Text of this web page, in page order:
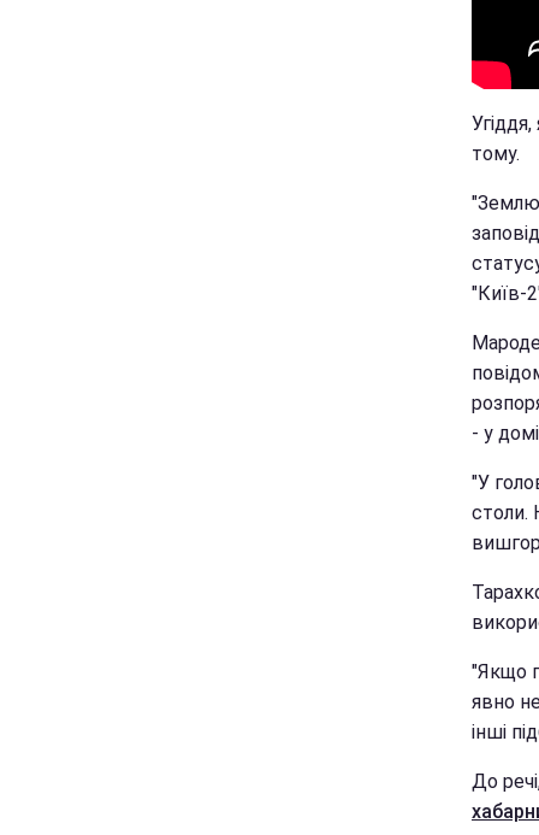
тому.
"Землю
"Київ-
- у
"У
столи.
"Якщо
явно
інші
До